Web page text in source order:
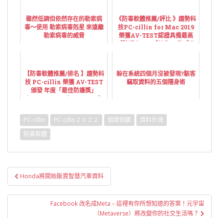
雖然低調但依然存在的勒索病
毒～使用 勒索病毒剋星 來遠離
勒索病毒的威脅
《防毒軟體推薦/評比 》趨勢科
技PC-cillin for Mac 2019
榮獲AV-TEST認證具備最高
「防護力」、「效能 」和「易
【防毒軟體推薦/排名 】趨勢科
技 PC-cillin 榮獲 AV-TEST
頒發 年度「最佳防護獎」
(Best Protection Award)
躲在系統四個月沒被發現?駭客
竊取資料的五個隱身術
PC-cillin PC-cillin２０２２ 個資保鑣
資料外洩
防毒軟體
文
章
導
Honda將開始販賣智慧汽車資料
Facebook 改名成Meta – 這裡有你所想知道的答案！元宇宙
（Metaverse）將改變你的社交生活嗎？